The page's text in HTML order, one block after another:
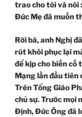
trao cho tôi và nói
Đức Mẹ đã muốn
Rời bà, anh Nghị
rút khôi phục lại
để kịp cho biến cố
Mạng lần đầu tiên
Trên Tổng Giáo
chủ sự. Trước mọi
Định, Đức Ông đã